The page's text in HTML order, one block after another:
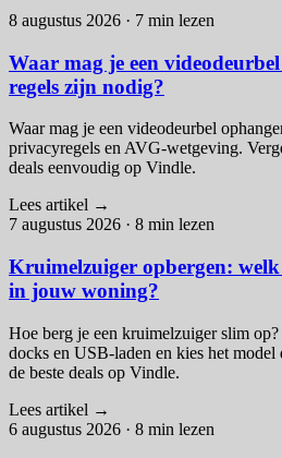
8 augustus 2026 · 7 min lezen
Waar mag je een
regels zijn nodig?
Waar mag je een videodeurbel
privacyregels en AVG-wetgeving.
deals eenvoudig op Vindle.
Lees artikel →
7 augustus 2026 · 8 min lezen
Kruimelzuiger opbergen: welk
in jouw woning?
Hoe berg je een kruimelzuiger slim
docks en USB-laden en kies het
de beste deals op Vindle.
Lees artikel →
6 augustus 2026 · 8 min lezen